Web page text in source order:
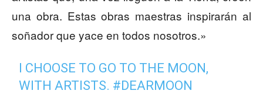
una obra. Estas obras maestras inspirarán al
soñador que yace en todos nosotros.»
I CHOOSE TO GO TO THE MOON,
WITH ARTISTS. #DEARMOON